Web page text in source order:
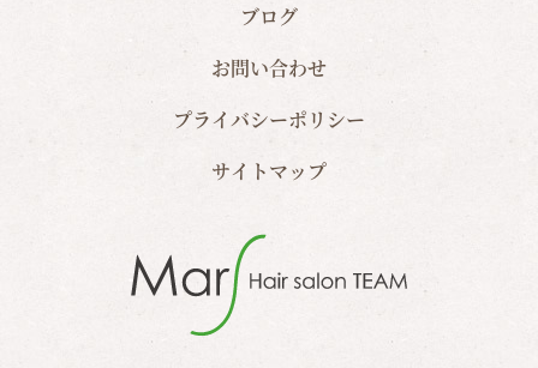
ブログ
お問い合わせ
プライバシーポリシー
サイトマップ